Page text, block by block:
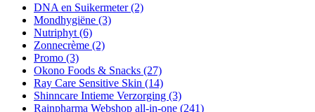
DNA en Suikermeter(2)
Mondhygiëne (3)
Nutriphyt (6)
Zonnecrème (2)
Promo (3)
Okono Foods & Snacks (27)
Ray Care Sensitive Skin (14)
Shinncare Intieme Verzorging (3)
Rainpharma Webshop all-in-one (241)